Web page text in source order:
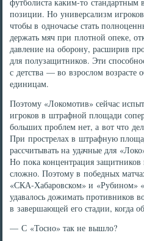
позиции. Но универсализм
чтобы в одночасье стать
держать мяч при плотной опеке,
давление на оборону, расширив
для полузащитников. Эти
с детства — во взрослом возрасте
единицам.
Поэтому «Локомотив» сейчас
игроков в штрафной площади
больших проблем нет, а вот что
При прострелах в штрафную
рассчитывать на удачные для
Но пока концентрация
сложно. Поэтому в победных
«СКА-Хабаровском» и «Рубином»
удавалось дожимать противников
в завершающей его стадии, когда
— С «Тосно» так не вышло?